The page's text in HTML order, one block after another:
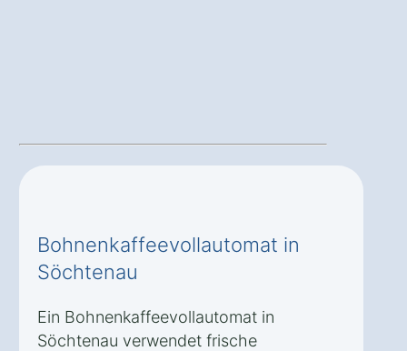
Bohnenkaffeevollautomat in
Söchtenau
Ein Bohnenkaffeevollautomat in
Söchtenau verwendet frische